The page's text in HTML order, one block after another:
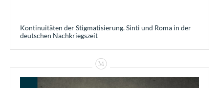
Kontinuitäten der Stigmatisierung. Sinti und Roma in der
deutschen Nachkriegszeit